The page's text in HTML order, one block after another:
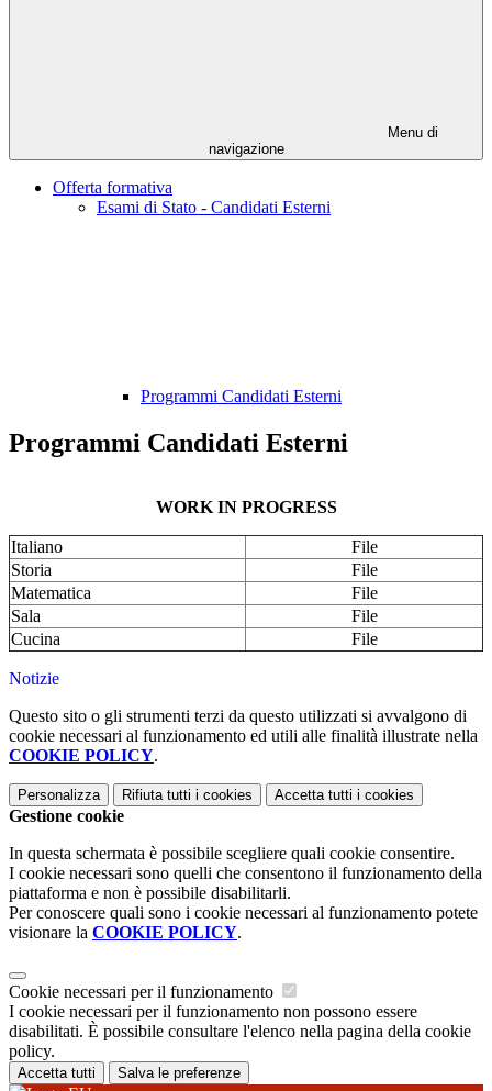
Menu di
navigazione
Offerta formativa
Esami di Stato - Candidati Esterni
Programmi Candidati Esterni
Programmi Candidati Esterni
WORK IN PROGRESS
Italiano
File
Storia
File
Matematica
File
Sala
File
Cucina
File
Notizie
Questo sito o gli strumenti terzi da questo utilizzati si avvalgono di
cookie necessari al funzionamento ed utili alle finalità illustrate nella
COOKIE POLICY.
Personalizza Rifiuta tutti i cookies Accetta tutti i cookies
Gestione cookie
In questa schermata è possibile scegliere quali cookie consentire.
I cookie necessari sono quelli che consentono il funzionamento della
piattaforma e non è possibile disabilitarli.
Per conoscere quali sono i cookie necessari al funzionamento potete
visionare la COOKIE POLICY.
Cookie necessari per il funzionamento
I cookie necessari per il funzionamento non possono essere
disabilitati. È possibile consultare l'elenco nella pagina della cookie
policy.
Accetta tutti Salva le preferenze